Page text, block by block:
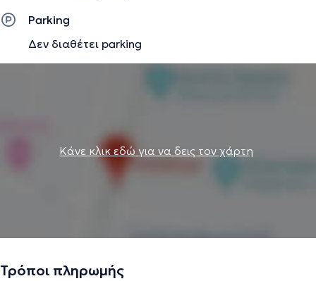
Parking
Δεν διαθέτει parking
Κάνε κλικ εδώ για να δεις τον χάρτη
Τρόποι πληρωμής